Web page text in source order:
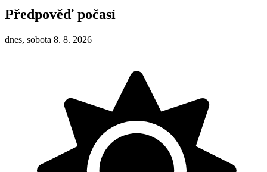
Předpověď počasí
dnes, sobota 8. 8. 2026